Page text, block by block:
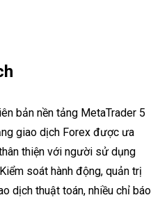
bản nền tảng MetaTrader 5
giao dịch Forex được ưa
thiện với người sử dụng
soát hành động, quản trị
dịch thuật toán, nhiều chỉ báo